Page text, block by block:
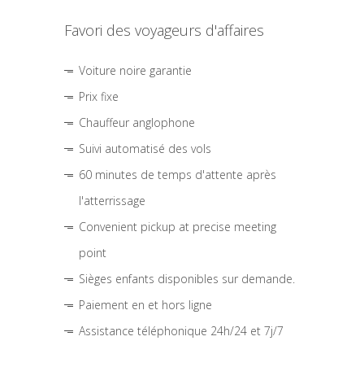
Favori des voyageurs d'affaires
Voiture noire garantie
Prix fixe
Chauffeur anglophone
Suivi automatisé des vols
60 minutes de temps d'attente après
l'atterrissage
Convenient pickup at precise meeting
point
Sièges enfants disponibles sur demande.
Paiement en et hors ligne
Assistance téléphonique 24h/24 et 7j/7